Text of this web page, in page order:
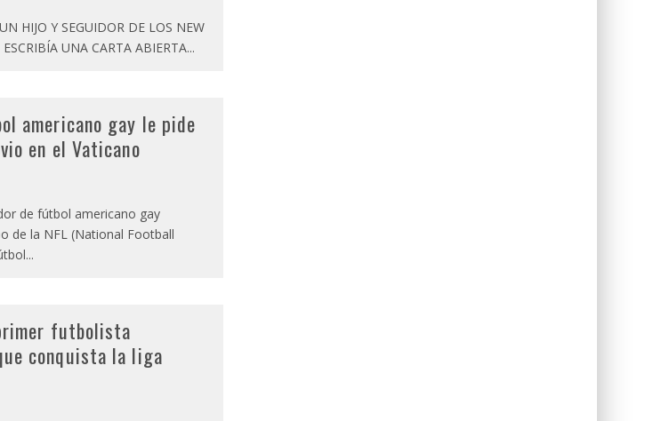
HIJO Y SEGUIDOR DE LOS NEW
UNA CARTA ABIERTA...
americano gay le pide
en el Vaticano
de fútbol americano gay
de la NFL (National Football
...
futbolista
conquista la liga